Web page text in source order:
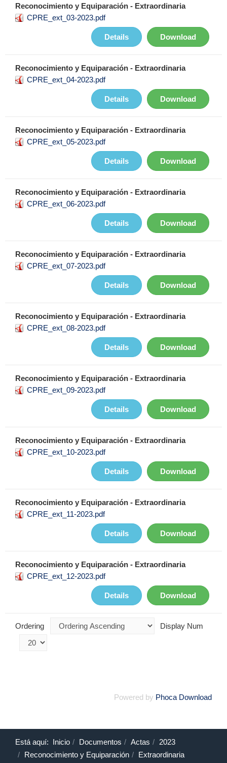
Reconocimiento y Equiparación - Extraordinaria
CPRE_ext_03-2023.pdf
Download
Details
Reconocimiento y Equiparación - Extraordinaria
CPRE_ext_04-2023.pdf
Download
Details
Reconocimiento y Equiparación - Extraordinaria
CPRE_ext_05-2023.pdf
Download
Details
Reconocimiento y Equiparación - Extraordinaria
CPRE_ext_06-2023.pdf
Download
Details
Reconocimiento y Equiparación - Extraordinaria
CPRE_ext_07-2023.pdf
Download
Details
Reconocimiento y Equiparación - Extraordinaria
CPRE_ext_08-2023.pdf
Download
Details
Reconocimiento y Equiparación - Extraordinaria
CPRE_ext_09-2023.pdf
Download
Details
Reconocimiento y Equiparación - Extraordinaria
CPRE_ext_10-2023.pdf
Download
Details
Reconocimiento y Equiparación - Extraordinaria
CPRE_ext_11-2023.pdf
Download
Details
Reconocimiento y Equiparación - Extraordinaria
CPRE_ext_12-2023.pdf
Download
Details
Ordering Display Num
Powered by Phoca Download
Está aquí: Inicio Documentos Actas
2023
Reconocimiento y Equiparación
Extraordinaria